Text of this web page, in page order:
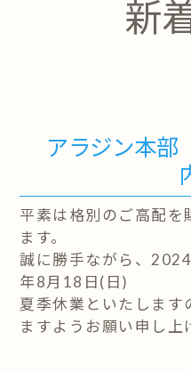
新
アラジン本部
平素は格別のご高配を
ます。
誠に勝手ながら、
年8月18日(日)
夏季休業といたします
ますようお願い申し上